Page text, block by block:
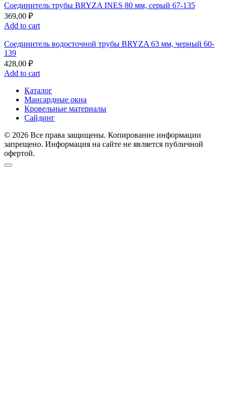
Соединитель трубы BRYZA INES 80 мм, серый 67-135
369,00 ₽
Add to cart
Соединитель водосточной трубы BRYZA 63 мм, черный 60-
139
428,00 ₽
Add to cart
Каталог
Мансардные окна
Кровельные материалы
Сайдинг
© 2026 Все права защищены. Копирование информации
запрещено. Информация на сайте не является публичной
офертой.